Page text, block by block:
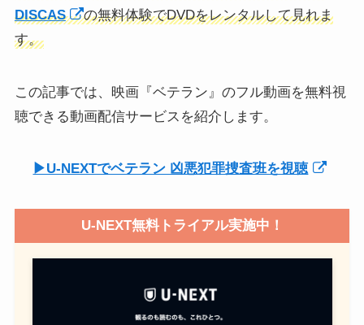
DISCAS
の無料体験でDVDをレンタルして見れま
す。
この記事では、映画『ベテラン』のフル動画を無料視
聴できる動画配信サービスを紹介します。
▶︎U-NEXTでベテラン 凶悪犯罪捜査班を視聴
U-NEXT無料トライアル実施中！